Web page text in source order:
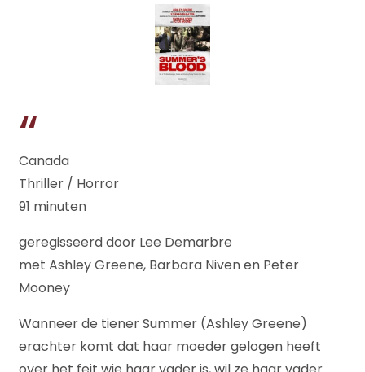
Canada
Thriller / Horror
91 minuten
geregisseerd door Lee Demarbre
met Ashley Greene, Barbara Niven en Peter
Mooney
Wanneer de tiener Summer (Ashley Greene)
erachter komt dat haar moeder gelogen heeft